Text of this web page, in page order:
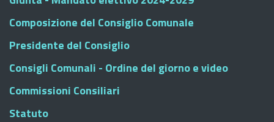
Composizione del Consiglio Comunale
Presidente del Consiglio
Consigli Comunali - Ordine del giorno e video
Commissioni Consiliari
Statuto